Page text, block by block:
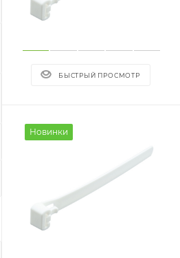
БЫСТРЫЙ ПРОСМОТР
Новинки